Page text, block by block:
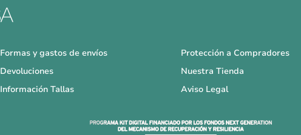
Formas y gastos de envíos
Devoluciones
Información Tallas
Protección a Compradores
Nuestra Tienda
Aviso Legal